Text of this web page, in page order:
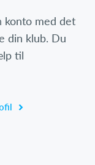
konto med det
din klub. Du
til